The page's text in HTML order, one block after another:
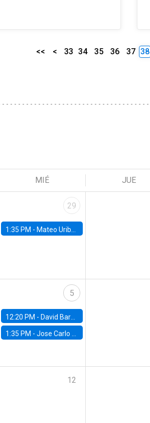
<< < 33 34 35 36 37 38
MIÉ JUE
29
1:35 PM - Mateo Uribe-Castro, Universidad de los Andes (Colombia)
5
12:20 PM - David Bardey, Universidad de los Andes - CEDE
1:35 PM -Jose Carlo Bermudez, UC (ME) & World Bank
12